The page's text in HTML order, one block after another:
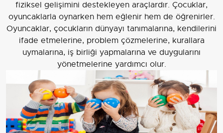
fiziksel gelişimini destekleyen araçlardır. Çocuklar,
oyuncaklarla oynarken hem eğlenir hem de öğrenirler.
Oyuncaklar, çocukların dünyayı tanımalarına, kendilerini
ifade etmelerine, problem çözmelerine, kurallara
uymalarına, iş birliği yapmalarına ve duygularını
yönetmelerine yardımcı olur.